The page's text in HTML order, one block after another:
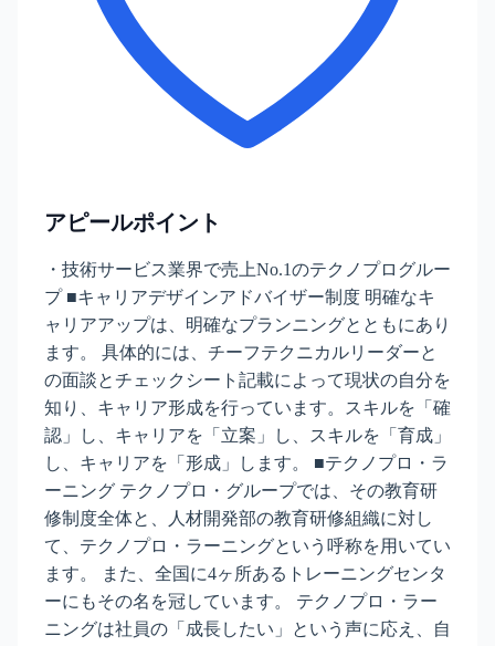
アピールポイント
・技術サービス業界で売上No.1のテクノプログルー
プ ■キャリアデザインアドバイザー制度 明確なキ
ャリアアップは、明確なプランニングとともにあり
ます。 具体的には、チーフテクニカルリーダーと
の面談とチェックシート記載によって現状の自分を
知り、キャリア形成を行っています。スキルを「確
認」し、キャリアを「立案」し、スキルを「育成」
し、キャリアを「形成」します。 ■テクノプロ・ラ
ーニング テクノプロ・グループでは、その教育研
修制度全体と、人材開発部の教育研修組織に対し
て、テクノプロ・ラーニングという呼称を用いてい
ます。 また、全国に4ヶ所あるトレーニングセンタ
ーにもその名を冠しています。 テクノプロ・ラー
ニングは社員の「成長したい」という声に応え、自